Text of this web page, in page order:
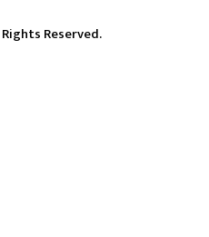
Reserved.